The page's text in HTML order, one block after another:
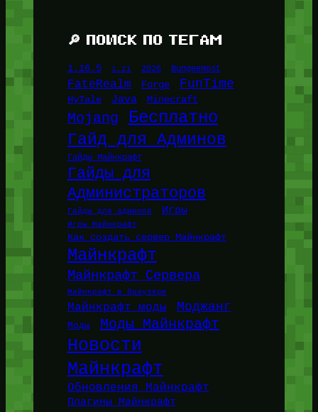
🔎 ПОИСК ПО ТЕГАМ
1.16.5 1.21 2026 BungeeHost
FateRealm Forge FunTime
HyTale Java Minecraft
Mojang Бесплатно
Гайд для Админов
Гайды Майнкрафт
Гайды для
Администраторов
Гайды для админов Игры
Игры Майнкрафт
Как создать сервер Майнкрафт
Майнкрафт
Майнкрафт Сервера
Майнкрафт в браузере
Майнкрафт моды Моджанг
Моды Моды Майнкрафт
Новости
Майнкрафт
Обновления Майнкрафт
Плагины Майнкрафт